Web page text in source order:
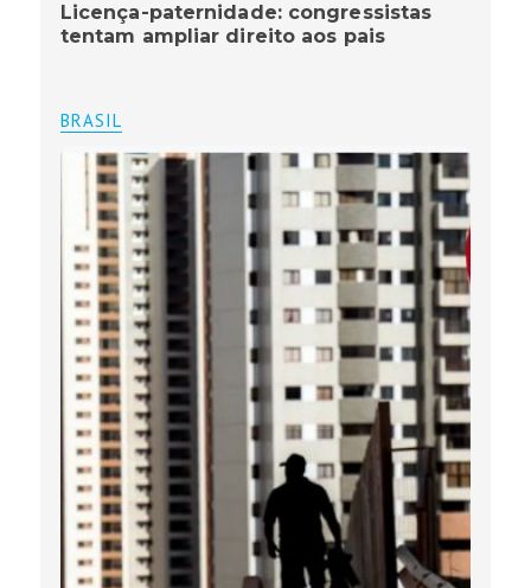
Licença-paternidade: congressistas
tentam ampliar direito aos pais
BRASIL